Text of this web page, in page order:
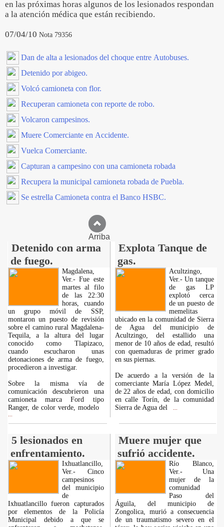
en las próximas horas algunos de los lesionados respondan
a la atención médica que están recibiendo.
07/04/10 Nota 79356
Dan de alta a lesionados del choque entre Autobuses.
Detenido por abigeo.
Volcó camioneta con flor.
Recuperan camioneta con reporte de robo.
Volcaron campesinos.
Muere Comerciante en Accidente.
Vuelca Comerciante.
Capturan a campesino con una camioneta robada
Recupera la municipal camioneta robada de Puebla.
Se estrella Camioneta contra el Banco HSBC.
Arriba
Detenido con arma
de fuego.
Explota Tanque de
gas.
Magdalena,
Ver.- Fue este
martes al filo
de las 22:30
horas, cuando
un grupo móvil de SSP,
montaron un puesto de revisión
sobre el camino rural Magdalena-
Tequila, a la altura del lugar
conocido como Tlapizaco,
cuando escucharon unas
detonaciones de arma de fuego,
procedieron a investigar.
Sobre la misma vía de
comunicación descubrieron una
camioneta marca Ford tipo
Ranger, de color verde, modelo
Acultzingo,
Ver.- Un tanque
de gas LP
explotó cerca
de un puesto de
memelitas
ubicado en la comunidad de Sierra
de Agua del municipio de
Acultzingo, del estallido una
menor de 10 años de edad, resultó
con quemaduras de primer grado
en sus piernas.
De acuerdo a la versión de la
comerciante María López Medel,
de 22 años de edad, con domicilio
en calle Torín, de la comunidad
Sierra de Agua del
5 lesionados en
enfrentamiento.
Muere mujer que
sufrió accidente.
Ixhuatlancillo,
Ver.- Cinco
campesinos
del municipio
de
Ixhuatlancillo fueron capturados
por elementos de la Policía
Municipal debido a que se
Río Blanco,
Ver.- Una
mujer de la
comunidad
Paso del
Águila, del municipio de
Zongolica, murió a consecuencia
de un traumatismo severo en el